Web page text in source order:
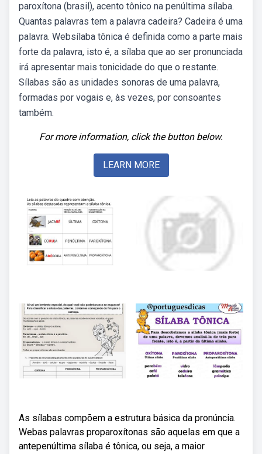
paroxítona (brasil), acento tônico na penúltima sílaba.
Quantas palavras tem a palavra cadeira? Cadeira é uma
palavra. Websílaba tônica é definida como a parte mais
forte da palavra, isto é, a sílaba que ao ser pronunciada
irá apresentar mais tonicidade do que o restante.
Sílabas são as unidades sonoras de uma palavra,
formadas por vogais e, às vezes, por consoantes
também.
For more information, click the button below.
LEARN MORE
As sílabas compõem a estrutura básica da pronúncia.
Webas palavras proparoxítonas são aquelas em que a
antepenúltima sílaba é tônica, ou seja, a maior